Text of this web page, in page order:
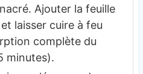
Ajouter la feuille
laisser cuire à feu
complète du
minutes).